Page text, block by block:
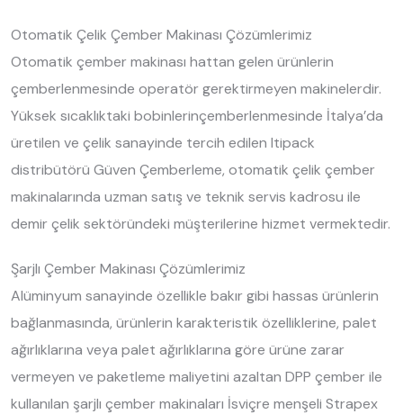
Otomatik Çelik Çember Makinası Çözümlerimiz
Otomatik çember makinası hattan gelen ürünlerin
çemberlenmesinde operatör gerektirmeyen makinelerdir.
Yüksek sıcaklıktaki bobinlerinçemberlenmesinde İtalya’da
üretilen ve çelik sanayinde tercih edilen Itipack
distribütörü Güven Çemberleme, otomatik çelik çember
makinalarında uzman satış ve teknik servis kadrosu ile
demir çelik sektöründeki müşterilerine hizmet vermektedir.
Şarjlı Çember Makinası Çözümlerimiz
Alüminyum sanayinde özellikle bakır gibi hassas ürünlerin
bağlanmasında, ürünlerin karakteristik özelliklerine, palet
ağırlıklarına veya palet ağırlıklarına göre ürüne zarar
vermeyen ve paketleme maliyetini azaltan DPP çember ile
kullanılan şarjlı çember makinaları İsviçre menşeli Strapex